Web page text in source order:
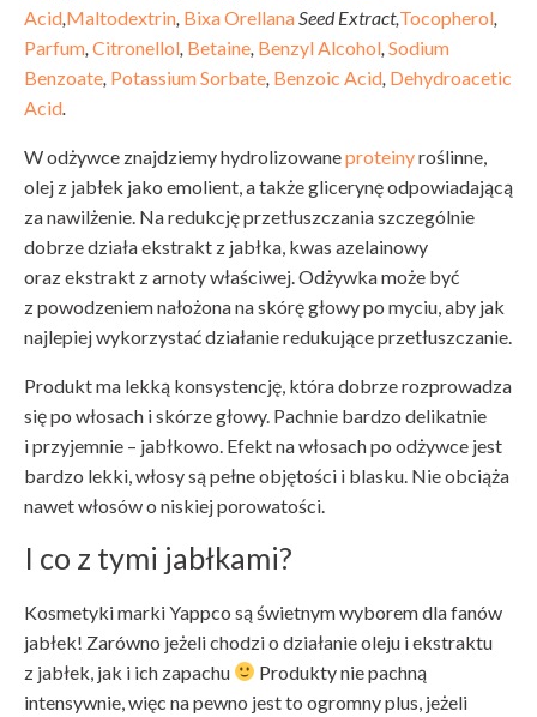
Acid Maltodextrin Bixa Orellana Seed Extract,Tocopherol
Parfum Citronellol Betaine Benzyl Alcohol Sodium
Benzoate Potassium Sorbate Benzoic Acid Dehydroacetic
Acid
W odżywce znajdziemy hydrolizowaneproteinyroślinne,
olej z jabłek jako emolient, a także glicerynę odpowiadającą
za nawilżenie. Na redukcję przetłuszczania szczególnie
dobrze działa ekstrakt z jabłka, kwas azelainowy
oraz ekstrakt z arnoty właściwej. Odżywka może być
z powodzeniem nałożona na skórę głowy po myciu, aby jak
najlepiej wykorzystać działanie redukujące przetłuszczanie.
Produkt ma lekką konsystencję, która dobrze rozprowadza
się po włosach i skórze głowy. Pachnie bardzo delikatnie
i przyjemnie – jabłkowo. Efekt na włosach po odżywce jest
bardzo lekki, włosy są pełne objętości i blasku. Nie obciąża
nawet włosów o niskiej porowatości.
I co z tymi jabłkami?
Kosmetyki marki Yappco są świetnym wyborem dla fanów
jabłek! Zarówno jeżeli chodzi o działanie oleju i ekstraktu
z jabłek, jak i ich zapachu
Produkty nie pachną
intensywnie, więc na pewno jest to ogromny plus, jeżeli